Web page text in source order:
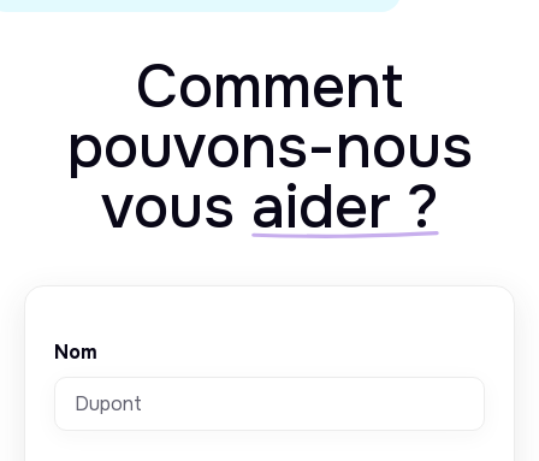
Comment
pouvons-nous
vous aider ?
Nom